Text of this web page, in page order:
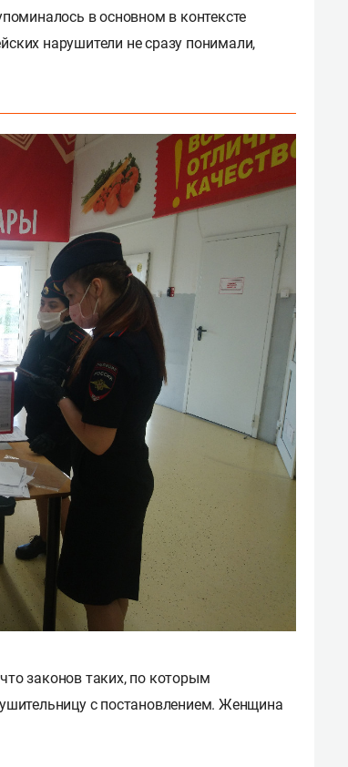
в основном в контексте
нарушители не сразу понимали,
законов таких, по которым
с постановлением. Женщина